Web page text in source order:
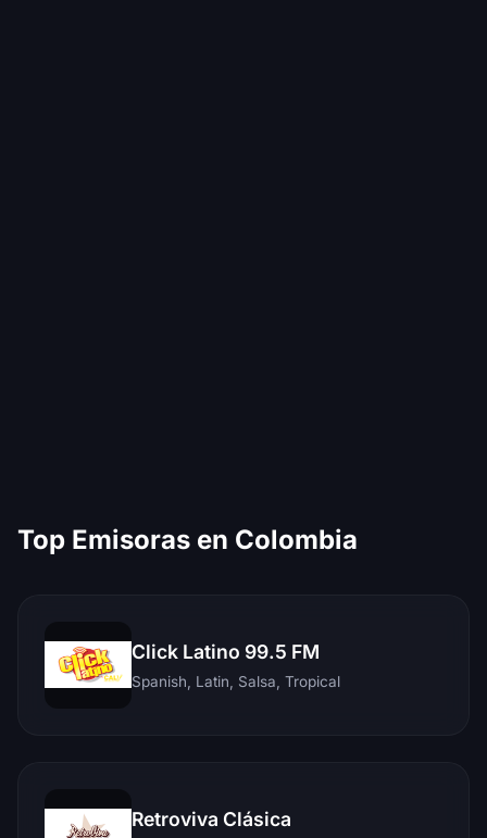
Top Emisoras en Colombia
Click Latino 99.5 FM
Spanish, Latin, Salsa, Tropical
Retroviva Clásica